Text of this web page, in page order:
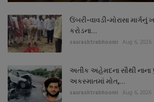
ઉંબરી-વાવડી-મોરાસા માર્ગનું
કરોડના...
saurashtrabhoomi Aug 6, 2026
અતીક અહેમદના સૌથી નાના
અકસ્માતમાં મોત,...
saurashtrabhoomi Aug 6, 2026